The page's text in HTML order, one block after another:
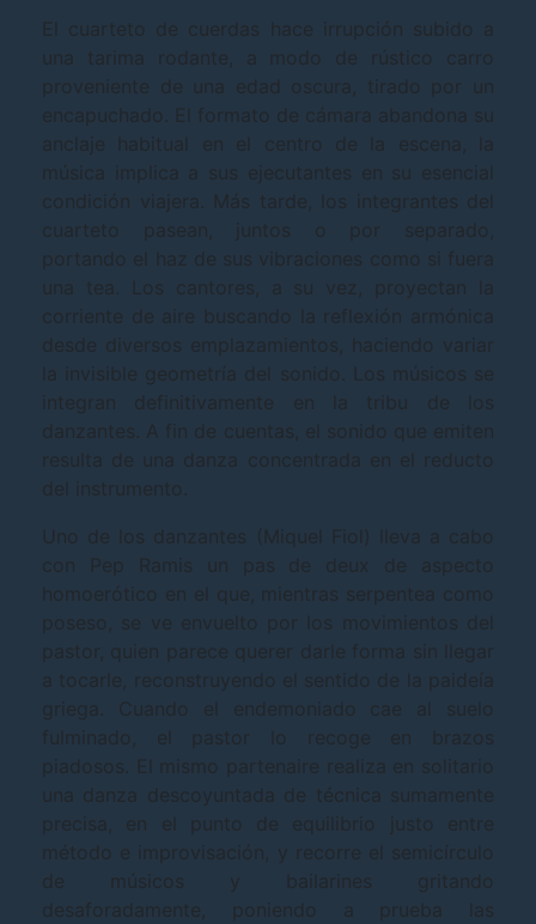
El cuarteto de cuerdas hace irrupción subido a
una tarima rodante, a modo de rústico carro
proveniente de una edad oscura, tirado por un
encapuchado. El formato de cámara abandona su
anclaje habitual en el centro de la escena, la
música implica a sus ejecutantes en su esencial
condición viajera. Más tarde, los integrantes del
cuarteto pasean, juntos o por separado,
portando el haz de sus vibraciones como si fuera
una tea. Los cantores, a su vez, proyectan la
corriente de aire buscando la reflexión armónica
desde diversos emplazamientos, haciendo variar
la invisible geometría del sonido. Los músicos se
integran definitivamente en la tribu de los
danzantes. A fin de cuentas, el sonido que emiten
resulta de una danza concentrada en el reducto
del instrumento.
Uno de los danzantes (Miquel Fiol) lleva a cabo
con Pep Ramis un pas de deux de aspecto
homoerótico en el que, mientras serpentea como
poseso, se ve envuelto por los movimientos del
pastor, quien parece querer darle forma sin llegar
a tocarle, reconstruyendo el sentido de la paideía
griega. Cuando el endemoniado cae al suelo
fulminado, el pastor lo recoge en brazos
piadosos. El mismo partenaire realiza en solitario
una danza descoyuntada de técnica sumamente
precisa, en el punto de equilibrio justo entre
método e improvisación, y recorre el semicírculo
de músicos y bailarines gritando
desaforadamente, poniendo a prueba las